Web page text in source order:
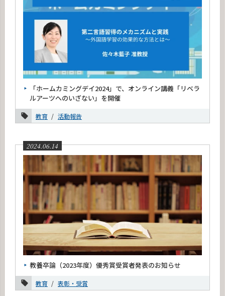
「ホームカミングデイ2024」で、オンライン講義「リベラ
ルアーツへのいざない」を開催
教育 活動報告
2024.06.14
教養卒論（2023年度）優秀賞受賞者発表のお知らせ
教育 表彰・受賞
リベラルアーツ研究教育院 News
News 一覧
カテゴリ別
月別
2026年
2025年
2024年
12月
11月
10月
7月
6月
5月
4月
2月